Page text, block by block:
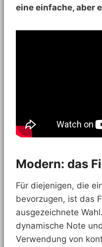
eine einfache, aber
Modern: das
Für diejenigen, die
bevorzugen, ist das
ausgezeichnete
dynamische Note
Verwendung von